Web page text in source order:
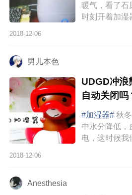
暖气，看了石
时刻开着加湿
(有利于预防
2018-12-06
男儿本色
UDGD冲浪
自动关闭吗
#加湿器# 秋
中水分降低，
电，这时候我
方，为肌肤
2018-12-06
Anesthesia